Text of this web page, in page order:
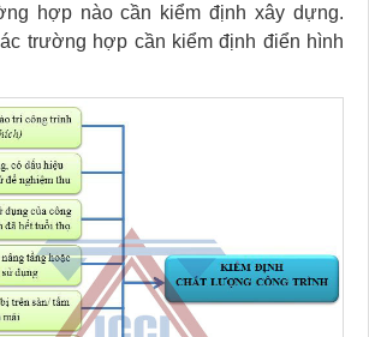
hợp nào cần kiểm định xây dựng.
trường hợp cần kiểm định điển hình